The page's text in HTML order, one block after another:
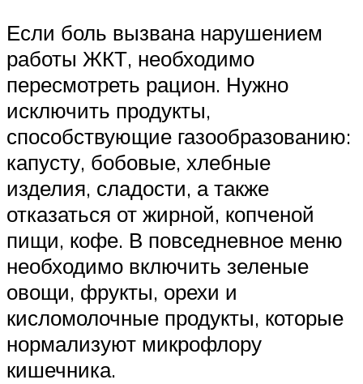
Если боль вызвана нарушением
работы ЖКТ, необходимо
пересмотреть рацион. Нужно
исключить продукты,
способствующие газообразованию:
капусту, бобовые, хлебные
изделия, сладости, а также
отказаться от жирной, копченой
пищи, кофе. В повседневное меню
необходимо включить зеленые
овощи, фрукты, орехи и
кисломолочные продукты, которые
нормализуют микрофлору
кишечника.